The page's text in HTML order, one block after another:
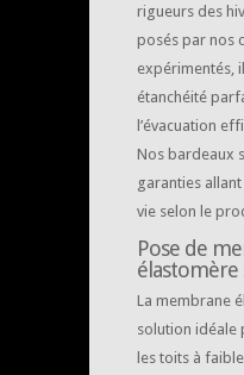
rigueurs des
posés par nos
expérimentés,
étanchéité
l’évacuation
Nos bardeaux
garanties
vie selon le
Pose de
élastomère
La membrane
solution idéale
les toits à